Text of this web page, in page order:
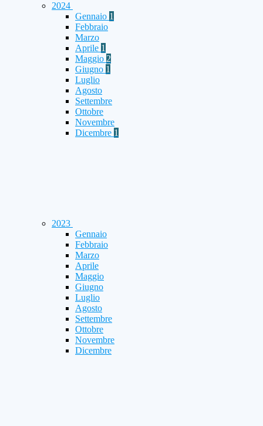
2024
Gennaio 1
Febbraio
Marzo
Aprile 1
Maggio 2
Giugno 1
Luglio
Agosto
Settembre
Ottobre
Novembre
Dicembre 1
2023
Gennaio
Febbraio
Marzo
Aprile
Maggio
Giugno
Luglio
Agosto
Settembre
Ottobre
Novembre
Dicembre